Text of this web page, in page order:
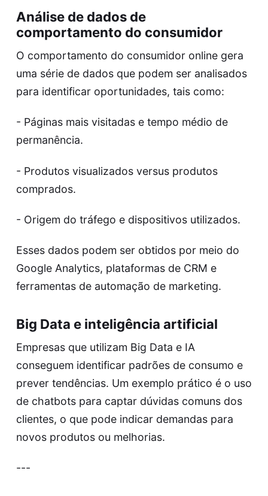
Análise de dados de
comportamento do consumidor
O comportamento do consumidor online gera
uma série de dados que podem ser analisados
para identificar oportunidades, tais como:
- Páginas mais visitadas e tempo médio de
permanência.
- Produtos visualizados versus produtos
comprados.
- Origem do tráfego e dispositivos utilizados.
Esses dados podem ser obtidos por meio do
Google Analytics, plataformas de CRM e
ferramentas de automação de marketing.
Big Data e inteligência artificial
Empresas que utilizam Big Data e IA
conseguem identificar padrões de consumo e
prever tendências. Um exemplo prático é o uso
de chatbots para captar dúvidas comuns dos
clientes, o que pode indicar demandas para
novos produtos ou melhorias.
---